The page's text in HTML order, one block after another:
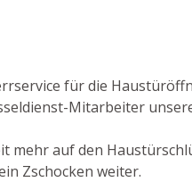
für die
Mitarbeiter
mehr auf den
Zschocken weiter.